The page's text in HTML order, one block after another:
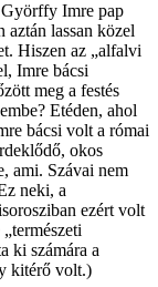
Imre pap
lassan közel
Hiszen az „alfalvi
Imre bácsi
meg a festés
Etéden, ahol
bácsi volt a római
okos
ami. Szávai nem
neki, a
ezért volt
ki számára a
kitérő volt.)